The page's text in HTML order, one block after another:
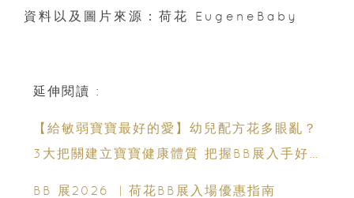
資料以及圖片來源：荷花 EugeneBaby
延伸閱讀 :
【給敏弱寶寶最好的愛】幼兒配方花多眼亂？
3大把關建立寶寶健康體質 把握BB展入手好
BB 展2026 ︳荷花BB展入場優惠指南